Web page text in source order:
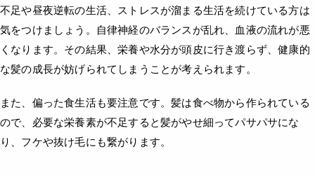
不足や昼夜逆転の生活、ストレスが溜まる生活を続けている方は
気をつけましょう。自律神経のバランスが乱れ、血液の流れが悪
くなります。その結果、栄養や水分が頭皮に行き渡らず、健康的
な髪の成長が妨げられてしまうことが考えられます。
また、偏った食生活も要注意です。髪は食べ物から作られている
ので、必要な栄養素が不足すると髪がやせ細ってパサパサにな
り、フケや抜け毛にも繋がります。